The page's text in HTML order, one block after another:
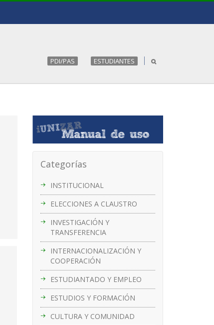
PDI/PAS ESTUDIANTES
Categorías
INSTITUCIONAL
ELECCIONES A CLAUSTRO
INVESTIGACIÓN Y
TRANSFERENCIA
INTERNACIONALIZACIÓN Y
COOPERACIÓN
ESTUDIANTADO Y EMPLEO
ESTUDIOS Y FORMACIÓN
CULTURA Y COMUNIDAD